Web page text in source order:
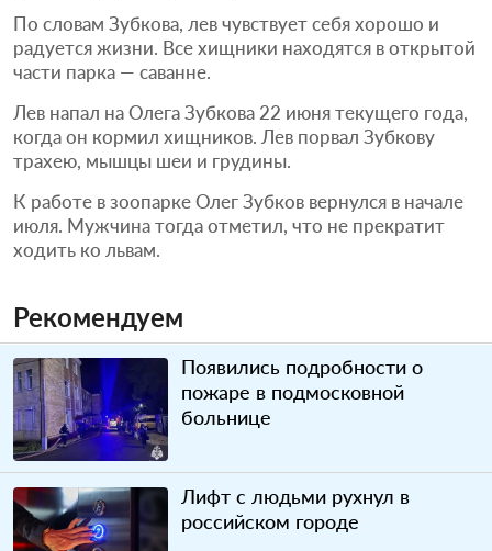
По словам Зубкова, лев чувствует себя хорошо и
радуется жизни. Все хищники находятся в открытой
части парка — саванне.
Лев напал на Олега Зубкова 22 июня текущего года,
когда он кормил хищников. Лев порвал Зубкову
трахею, мышцы шеи и грудины.
К работе в зоопарке Олег Зубков вернулся в начале
июля. Мужчина тогда отметил, что не прекратит
ходить ко львам.
Рекомендуем
Появились подробности о
пожаре в подмосковной
больнице
Лифт с людьми рухнул в
российском городе